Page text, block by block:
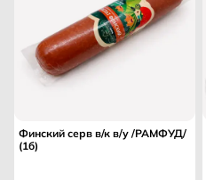
Финский серв в/к в/у /РАМФУД/
(1б)